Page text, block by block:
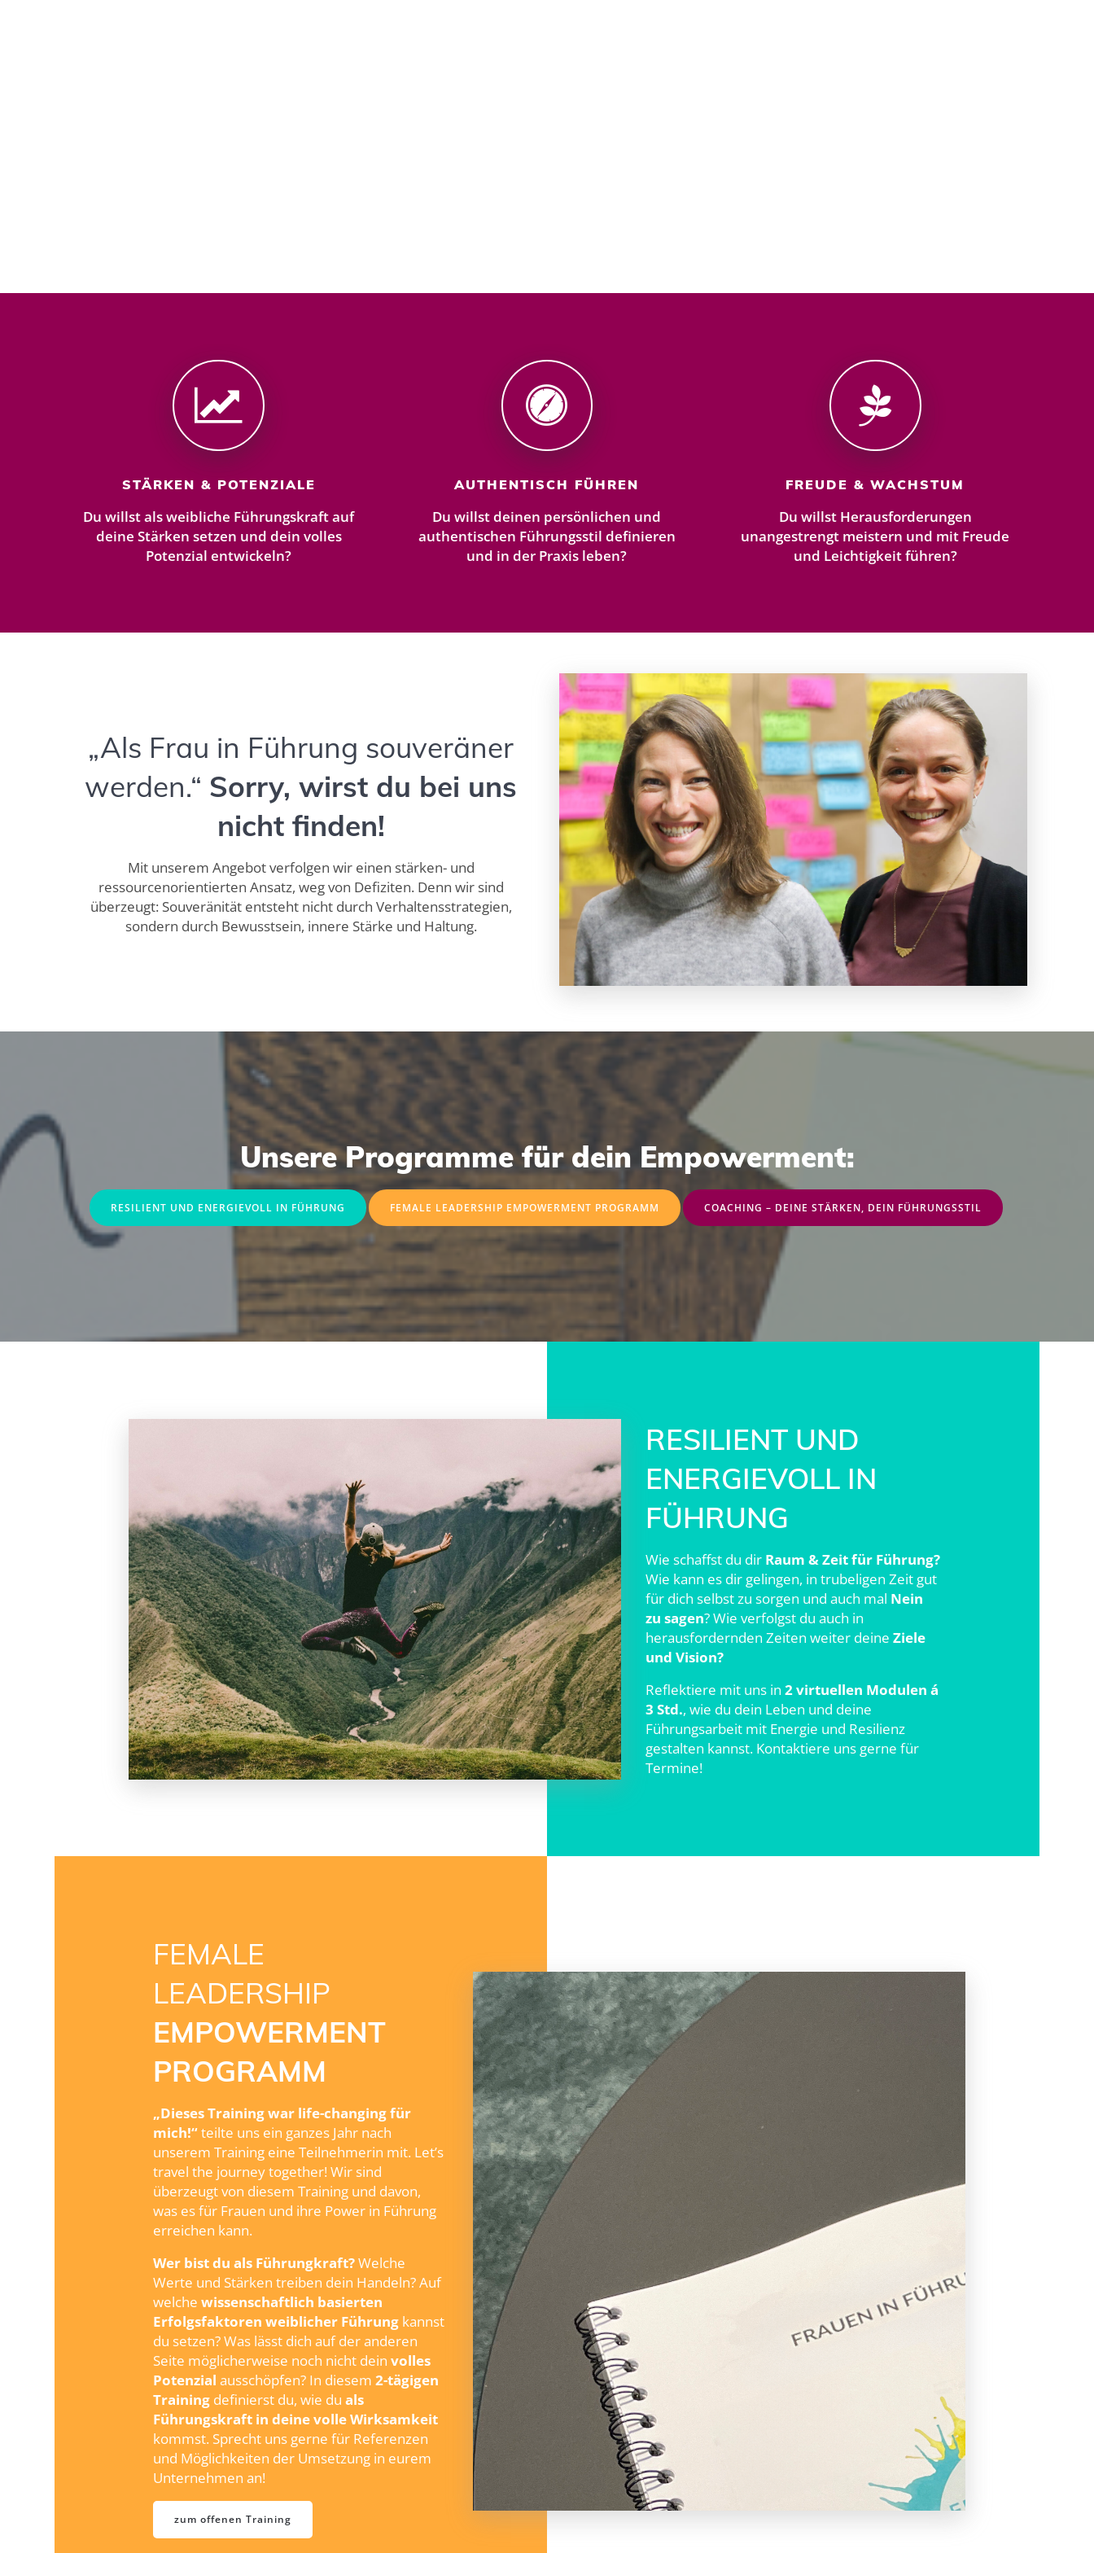
STÄRKEN & POTENZIALE
Du willst als weibliche Führungskraft auf
deine Stärken setzen und dein volles
Potenzial entwickeln?
AUTHENTISCH FÜHREN
Du willst deinen persönlichen und
authentischen Führungsstil definieren
und in der Praxis leben?
FREUDE & WACHSTUM
Du willst Herausforderungen
unangestrengt meistern und mit Freude
und Leichtigkeit führen?
„Als Frau in Führung souveräner
werden.“ Sorry, wirst du bei uns
nicht finden!
Mit unserem Angebot verfolgen wir einen stärken- und
ressourcenorientierten Ansatz, weg von Defiziten. Denn wir sind
überzeugt: Souveränität entsteht nicht durch Verhaltensstrategien,
sondern durch Bewusstsein, innere Stärke und Haltung.
Unsere Programme für dein Empowerment:
RESILIENT UND ENERGIEVOLL IN FÜHRUNG FEMALE LEADERSHIP EMPOWERMENT PROGRAMM COACHING – DEINE STÄRKEN, DEIN FÜHRUNGSSTIL
RESILIENT UND
ENERGIEVOLL IN
FÜHRUNG
Wie schaffst du dir Raum & Zeit für Führung?
Wie kann es dir gelingen, in trubeligen Zeit gut
für dich selbst zu sorgen und auch mal Nein
zu sagen? Wie verfolgst du auch in
herausfordernden Zeiten weiter deine Ziele
und Vision?
Reflektiere mit uns in 2 virtuellen Modulen á
3 Std., wie du dein Leben und deine
Führungsarbeit mit Energie und Resilienz
gestalten kannst. Kontaktiere uns gerne für
Termine!
FEMALE
LEADERSHIP
EMPOWERMENT
PROGRAMM
„Dieses Training war life-changing für
mich!“teilte uns ein ganzes Jahr nach
unserem Training eine Teilnehmerin mit. Let’s
travel the journey together! Wir sind
überzeugt von diesem Training und davon,
was es für Frauen und ihre Power in Führung
erreichen kann.
Wer bist du als Führungkraft?Welche
Werte und Stärken treiben dein Handeln? Auf
welchewissenschaftlich basierten
Erfolgsfaktoren weiblicher Führung kannst
du setzen? Was lässt dich auf der anderen
Seite möglicherweise noch nicht deinvolles
Potenzial ausschöpfen? In diesem 2-tägigen
Training definierst du, wie duals
Führungskraft in deine volle Wirksamkeit
kommst. Sprecht uns gerne für Referenzen
und Möglichkeiten der Umsetzung in eurem
Unternehmen an!
zum offenen Training